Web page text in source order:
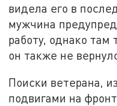
видела его в
мужчина
работу, однако там
он также не
Поиски ветерана,
подвигами на